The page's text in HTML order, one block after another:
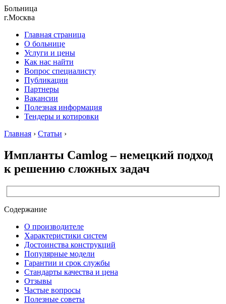
Больница
г.Москва
Главная страница
О больнице
Услуги и цены
Как нас найти
Вопрос специалисту
Публикации
Партнеры
Вакансии
Полезная информация
Тендеры и котировки
Главная › Статьи ›
Импланты Camlog – немецкий подход
к решению сложных задач
Содержание
О производителе
Характеристики систем
Достоинства конструкций
Популярные модели
Гарантии и срок службы
Стандарты качества и цена
Отзывы
Частые вопросы
Полезные советы